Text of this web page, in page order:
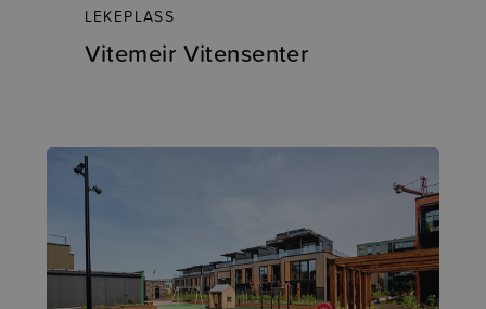
LEKEPLASS
Vitemeir Vitensenter